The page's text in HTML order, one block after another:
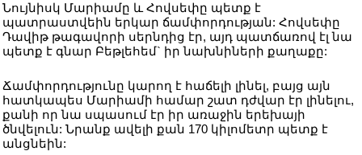
Նույնիսկ Մարիամը և Հովսեփը պետք է
պատրաստվեին երկար ճամփորդության: Հովսեփը
Դավիթ թագավորի սերնդից էր, այդ պատճառով էլ նա
պետք է գնար Բեթլեհեմ` իր նախնիների քաղաքը:
Ճամփորդությունը կարող է հաճելի լինել, բայց այն
հատկապես Մարիամի համար շատ դժվար էր լինելու,
քանի որ նա սպասում էր իր առաջին երեխայի
ծնվելուն: Նրանք ավելի քան 170 կիլոմետր պետք է
անցնեին: